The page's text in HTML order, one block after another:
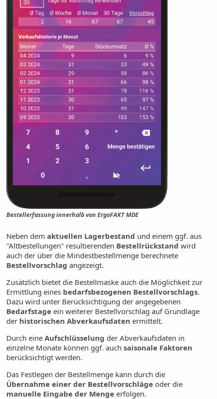
Bestellerfassung innerhalb von ErgoFAKT MDE
Neben demaktuellen Lagerbestand und einem ggf. aus
"Altbestellungen" resultierenden Bestellrückstand wird
auch der über die Mindestbestellmenge berechnete
Bestellvorschlag angezeigt.
Zusätzlich bietet die Bestellmaske auch die Möglichkeit zur
Ermittlung eines bedarfsbezogenen Bestellvorschlags.
Dazu wird unter Berücksichtigung der angegebenen
Bedarfstage ein weiterer Bestellvorschlag auf Grundlage
der historischen Abverkaufsdaten ermittelt.
Durch eineAufschlüsselung der Abverkaufsdaten in
einzelne Monate können ggf. auchsaisonale Faktoren
berücksichtigt werden.
Das Festlegen der Bestellmenge kann durch die
Übernahme einer der Bestellvorschläge oder die
manuelle Eingabe der Menge erfolgen.